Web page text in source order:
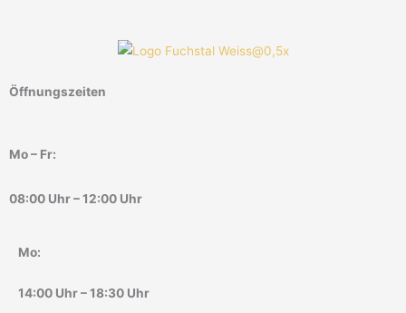
Öffnungszeiten
Mo – Fr:
08:00 Uhr – 12:00 Uhr
Mo:
14:00 Uhr – 18:30 Uhr